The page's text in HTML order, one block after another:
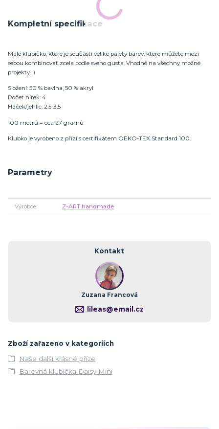
Kompletní specifikace
Malé klubíčko, které je součástí veliké palety barev, které můžete mezi
sebou kombinovat zcela podle svého gusta. Vhodné na všechny možné
projekty. :)
Složení: 50 % bavlna, 50 % akryl
Počet nitek: 4
Háček/jehlic: 2,5-3,5
100 metrů = cca 27 gramů
Klubko je vyrobeno z přízí s certifikátem OEKO-TEX Standard 100.
Parametry
Výrobce Z-ART handmade
Kontakt
Zuzana Francová
lileas@email.cz
Zboží zařazeno v kategoriích
Naše další krásné příze
Barevná klubíčka Daisy Mini